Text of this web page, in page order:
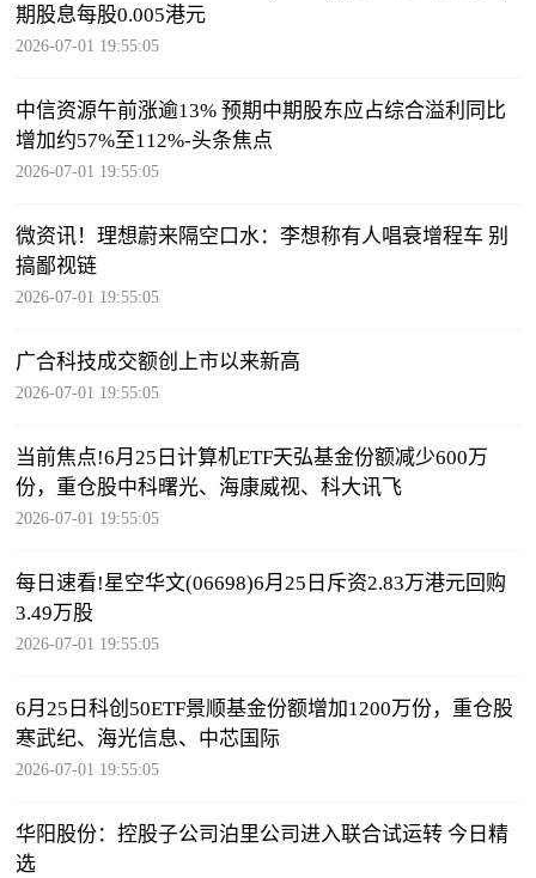
期股息每股0.005港元
2026-07-01 19:55:05
中信资源午前涨逾13% 预期中期股东应占综合溢利同比
增加约57%至112%-头条焦点
2026-07-01 19:55:05
微资讯！理想蔚来隔空口水：李想称有人唱衰增程车 别
搞鄙视链
2026-07-01 19:55:05
广合科技成交额创上市以来新高
2026-07-01 19:55:05
当前焦点!6月25日计算机ETF天弘基金份额减少600万
份，重仓股中科曙光、海康威视、科大讯飞
2026-07-01 19:55:05
每日速看!星空华文(06698)6月25日斥资2.83万港元回购
3.49万股
2026-07-01 19:55:05
6月25日科创50ETF景顺基金份额增加1200万份，重仓股
寒武纪、海光信息、中芯国际
2026-07-01 19:55:05
华阳股份：控股子公司泊里公司进入联合试运转 今日精
选